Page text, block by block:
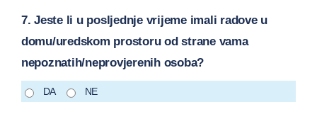
7. Jeste li u posljednje vrijeme imali radove u
domu/uredskom prostoru od strane vama
nepoznatih/neprovjerenih osoba?
DA NE